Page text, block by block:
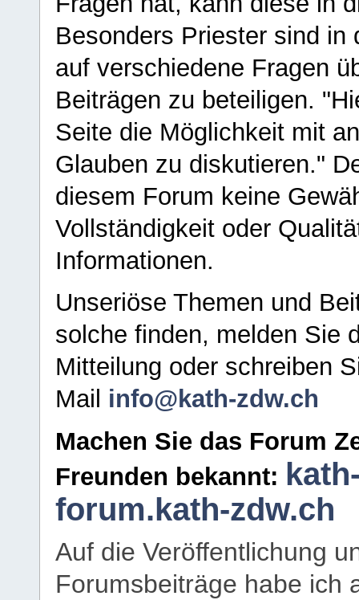
Besonders Priester sind in
auf verschiedene Fragen
Beiträgen zu beteiligen.
Seite die Möglichkeit mit
Glauben zu diskutieren."
diesem Forum keine
Vollständigkeit oder
Informationen.
Unseriöse Themen und
solche finden, melden Sie
Mitteilung oder schreiben
Mail info@kath-zdw.ch
Machen Sie das Forum
Freunden bekannt:
forum.kath-zdw.ch
Auf die Veröffentlichung
Forumsbeiträge habe ich